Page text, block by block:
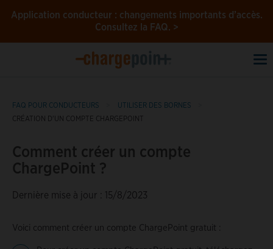
Application conducteur : changements importants d’accès.
Consultez la FAQ. >
FAQ POUR CONDUCTEURS
UTILISER DES BORNES
CRÉATION D'UN COMPTE CHARGEPOINT
Comment créer un compte
ChargePoint ?
Dernière mise à jour : 15/8/2023
Voici comment créer un compte ChargePoint gratuit :